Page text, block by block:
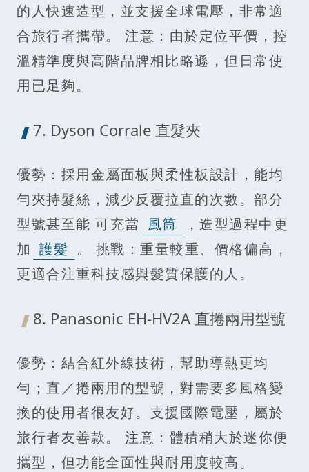
的人快速造型，並支援全球電壓，非常適
合旅行者攜帶。 注意：由於定位平價，控
溫精準度與高階品牌相比略遜，但日常使
用已足夠。
7. Dyson Corrale 直髮夾
優勢：採用金屬面板與柔性板設計，能均
勻夾持髮絲，減少反覆拉直的次數。部分
型號甚至能 可充當 風筒
，造型過程中更
加 護髮 。 挑戰：重量較重、價格偏高，
更適合注重科技感與髮質保護的人。
8. Panasonic EH-HV2A 直捲兩用型號
優勢：結合紅外線技術，幫助導熱更均
勻；直／捲兩用的型號，對需要多風格變
換的使用者很友好。支援國際電壓，屬於
旅行者友善款。 注意：體積稍大於迷你便
攜型，但功能全面性與耐用度較高。